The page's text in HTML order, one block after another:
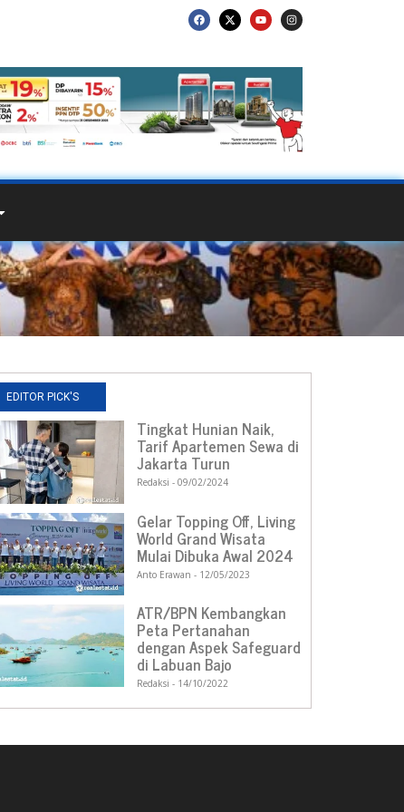
EDITOR PICK'S
Tingkat Hunian Naik,
Tarif Apartemen Sewa di
Jakarta Turun
Redaksi 09/02/2024
Gelar Topping Off, Living
World Grand Wisata
Mulai Dibuka Awal 2024
Anto Erawan 12/05/2023
ATR/BPN Kembangkan
Peta Pertanahan
dengan Aspek Safeguard
di Labuan Bajo
Redaksi 14/10/2022